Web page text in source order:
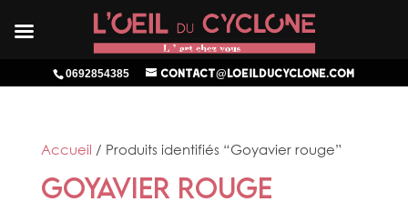
0692854385 contact@loeilducyclone.com
Accueil / Produits identifiés “Goyavier rouge”
Goyavier rouge